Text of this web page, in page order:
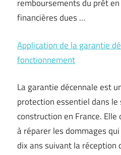
remboursements du prêt
financières dues …
Application de la garantie
fonctionnement
La garantie décennale est
protection essentiel dans le
construction en France.
à réparer les dommages
dix ans suivant la réception